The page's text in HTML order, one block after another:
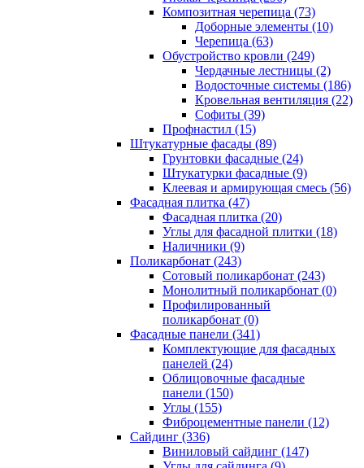
Композитная черепица (73)
Доборные элементы (10)
Черепица (63)
Обустройство кровли (249)
Чердачные лестницы (2)
Водосточные системы (186)
Кровельная вентиляция (22)
Cофиты (39)
Профнастил (15)
Штукатурные фасады (89)
Грунтовки фасадные (24)
Штукатурки фасадные (9)
Клеевая и армирующая смесь (56)
Фасадная плитка (47)
Фасадная плитка (20)
Углы для фасадной плитки (18)
Наличники (9)
Поликарбонат (243)
Сотовый поликарбонат (243)
Монолитный поликарбонат (0)
Профилированный
поликарбонат (0)
Фасадные панели (341)
Комплектующие для фасадных
панелей (24)
Облицовочные фасадные
панели (150)
Углы (155)
Фиброцементные панели (12)
Сайдинг (336)
Виниловый сайдинг (147)